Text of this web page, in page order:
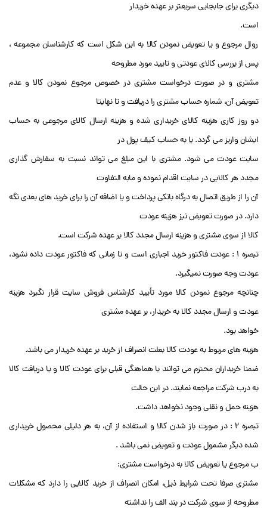
دیگری برای جابجایی سریعتر بر عهده خریدار
است.
روال مرجوع و یا تعویض نمودن کالا به این شکل است که کارشناسان مجموعه ،
پس از بررسی کالای عودتی و تایید مورد مطروحه
مشتری و در صورت درخواست مشتری در خصوص مرجوع نمودن کالا و عدم
تعویض آن، شماره حساب مشتری را دریافت و تا نهایتا
دو روز کاری هزینه کالای خریداری شده و هزینه ارسال کالای مرجوعی به حساب
ایشان واریز می گردد. یا به حساب کیف پول در
سایت عودت می شود. مشتری با این مبلغ می تواند نسبت به سفارش گذاری
مجدد هر کالایی در سایت اقدام نموده و مابه التفاوت
آن را از طریق اتصال به درگاه بانکی پرداخت و یا اضافه آن را برای خرید های بعدی نگه
دارد. در صورت تعویض نیز هزینه عودت
کالا از سوی مشتری و هزینه ارسال مجدد کالا بر عهده شرکت است.
تبصره 1 : عودت فاکتور خرید اجباری است و تا زمانی که فاکتور عودت داده نشود،
عودت وجه صورت نمیگیرد.
چنانچه مرجوع نمودن کالا مورد تأیید کارشناس فروش سایت قرار نگیرد هزینه
عودت و ارسال مجدد کالا به خریدار، بر عهده مشتری
خواهد بود.
هزینه های مربوط به عودت کالا بعلت انصراف از خرید بر عهده خریدار می باشد.
ضمنا خریداران محترم می توانند با هماهنگی قبلی برای عودت کالا و یا دریافت کالا
به درب شرکت مراجعه نمایند. در این حالت
هزینه حمل و نقلی وجود نخواهد داشت.
تبصره 2 : در صورت باز شدن کالا و استفاده از آن، به هر دلیلی محصول خریداری
شده دیگر مشمول عودت و تعویض نمی باشد .
ب مرجوع یا تعویض کالا به درخواست مشتری:
مشتری صرفا تحت شرایط ذیل، امکان انصراف از خرید کالایی را دارد که مشکلات
مطروحه از سوی شرکت در بند الف را نداشته